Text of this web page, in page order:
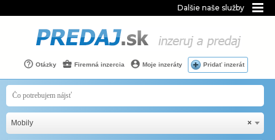
Dalšie naše služby
Otázky Firemná inzercia Moje inzeráty Pridať inzerát
×
Mobily